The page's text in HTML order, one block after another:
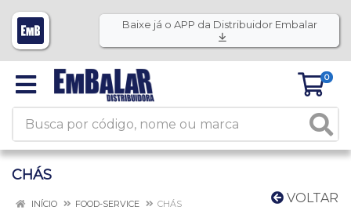
Baixe já o APP da Distribuidor Embalar
0
CHÁS
VOLTAR
INÍCIO FOOD-SERVICE CHÁS